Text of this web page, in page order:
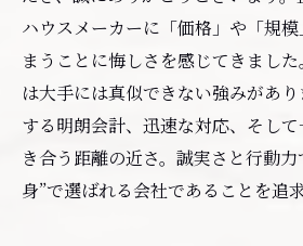
ハウスメーカーに「価格」や「規
まうことに悔しさを感じてきまし
は大手には真似できない強みがあ
する明朗会計、迅速な対応、そし
き合う距離の近さ。誠実さと行動
身”で選ばれる会社であることを追